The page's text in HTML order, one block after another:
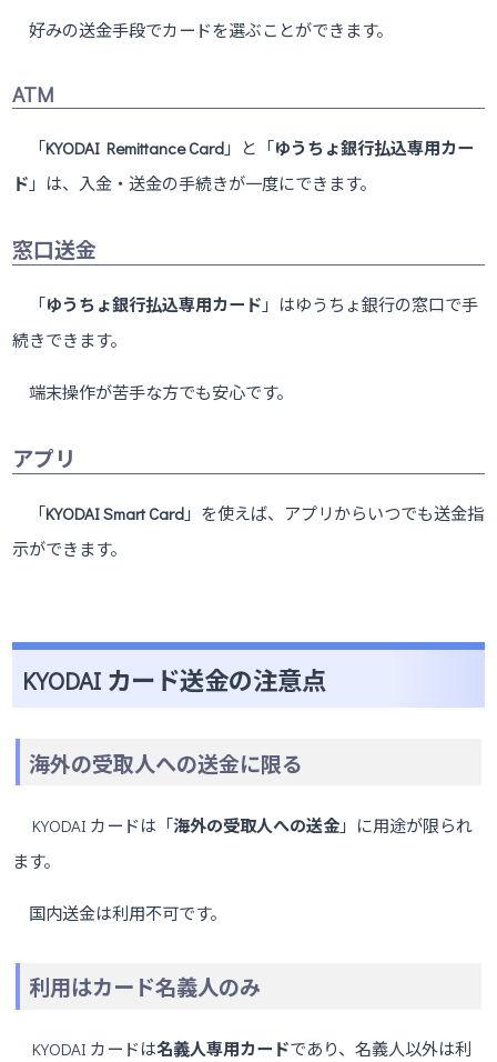
好みの送金手段でカードを選ぶことができます。
ATM
「KYODAI Remittance Card 」と「ゆうちょ銀行払込専用カー
ド 」は、入金・送金の手続きが一度にできます。
窓口送金
「ゆうちょ銀行払込専用カード 」はゆうちょ銀行の窓口で手
続きできます。
端末操作が苦手な方でも安心です。
アプリ
「KYODAI Smart Card 」を使えば、アプリからいつでも送金指
示ができます。
KYODAI カード送金の注意点
海外の受取人への送金に限る
KYODAI カードは「海外の受取人への送金 」に用途が限られ
ます。
国内送金は利用不可です。
利用はカード名義人のみ
KYODAI カードは名義人専用カードであり、名義人以外は利